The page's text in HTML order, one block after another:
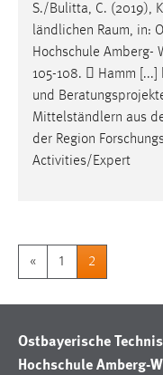
S./Bulitta, C. (2019),
ländlichen Raum, in:
Hochschule Amberg-
105-108.  Hamm
und
Mittelständlern aus
der Region
Activities/Expert
« 1 2
Ostbayerische
Hochschule Amberg-